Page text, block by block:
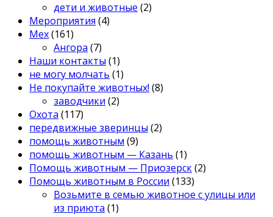
дети и животные (2)
Мероприятия (4)
Мех(161)
Ангора (7)
Наши контакты (1)
не могу молчать (1)
Не покупайте животных! (8)
заводчики (2)
Охота (117)
передвижные зверинцы (2)
помощь животным (9)
помощь животным — Казань (1)
Помощь животным — Приозерск(2)
Помощь животным в России (133)
Возьмите в семью животное с улицы или
из приюта (1)